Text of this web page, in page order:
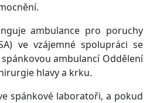
ambulance pro poruchy
ve vzájemné spolupráci se
ambulancí Oddělení
hlavy a krku.
spánkové laboratoři, a pokud